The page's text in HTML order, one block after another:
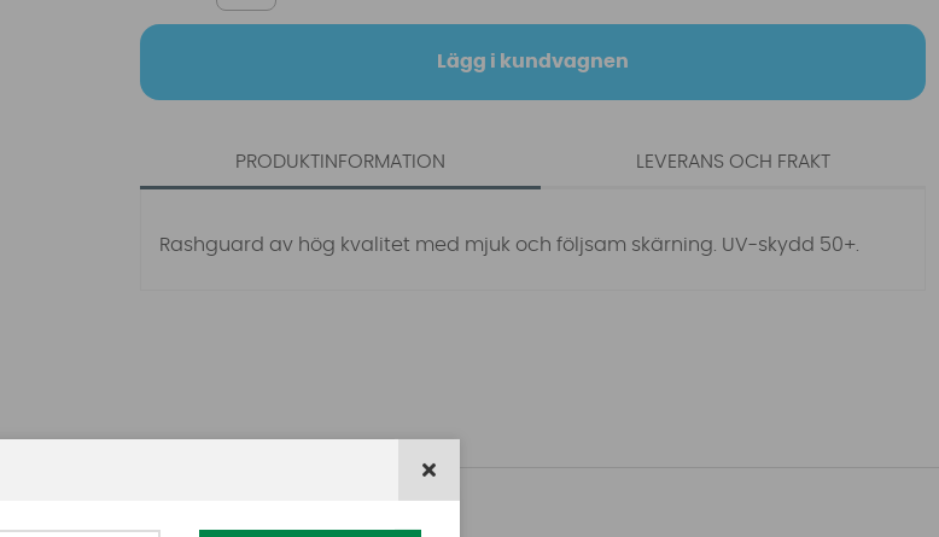
Lägg i kundvagnen
PRODUKTINFORMATION
Rashguard av hög kvalitet med mjuk och följsam skärning. UV-skydd 50+.
LEVERANS OCH FRAKT